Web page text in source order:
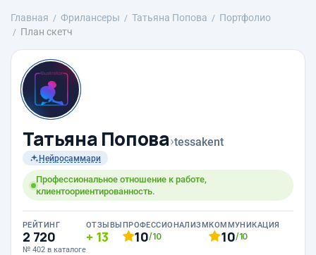
Главная Фрилансеры Татьяна Попова
Портфолио
План скетч
Татьяна Попова›tessakent
Нейросаммари
Профессиональное отношение к работе,
клиентоориентированность.
РЕЙТИНГ
2 720
№ 402 в каталоге
ОТЗЫВЫ
13
ПРОФЕССИОНАЛИЗМ
10/10
КОММУНИКАЦИЯ
10/10